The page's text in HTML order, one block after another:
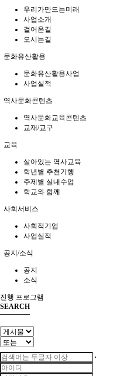
우리가만드는미래
사업소개
걸어온길
오시는길
문화유산활용
문화유산활용사업
사업실적
역사문화콘텐츠
역사문화교육콘텐츠
교재/교구
교육
살아있는 역사교육
학년별 추천기행
주제별 실내수업
학교와 함께
사회서비스
사회적기업
사업실적
공지/소식
공지
소식
진행 프로그램
SEARCH